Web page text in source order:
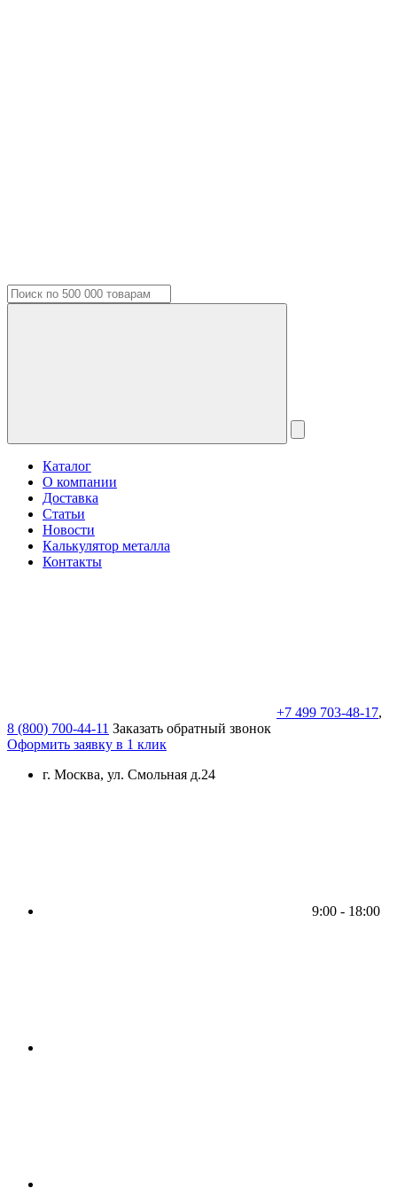
Каталог
О компании
Доставка
Статьи
Новости
Калькулятор металла
Контакты
+7 499 703-48-17,
8 (800) 700-44-11 Заказать обратный звонок
Оформить заявку в 1 клик
г. Москва, ул. Смольная д.24
9:00 - 18:00